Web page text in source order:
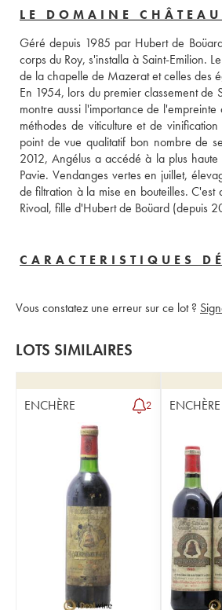
LE DOMAINE
Géré depuis 1985 par Hubert de
corps du Roy, s'installa à Saint-Emilion.
de la chapelle de Mazerat et celles des
En 1954, lors du premier classement de
montre aussi l'importance de
méthodes de viticulture et de
point de vue qualitatif bon nombre de
2012, Angélus a accédé à la plus
Pavie. Vendanges vertes en juillet,
de filtration à la mise en bouteilles.
Rivoal, fille d'Hubert de Boüard (depuis
CARACTERISTIQUES
Vous constatez une erreur sur ce lot ?
LOTS SIMILAIRES
ENCHÈRE 2 ENCHÈRE